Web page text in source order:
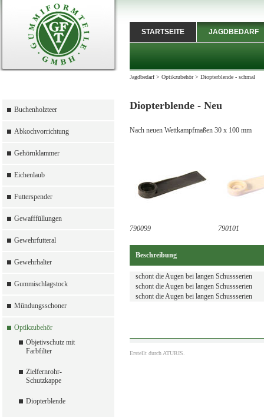
Buchenholzteer
Abkochvorrichtung
Gehörnklammer
Eichenlaub
Futterspender
Gewafffüllungen
Gewehrfutteral
Gewehrhalter
Gummischlagstock
Mündungsschoner
Optikzubehör
Objetivschutz mit
Farbfilter
Zielfernrohr-
Schutzkappe
Diopterblende
STARTSEITE JAGDBEDARF
Jagdbedarf> Optikzubehör> Diopterblende - schmal
Diopterblende - Neu
Nach neuen Wettkampfmaßen 30 x 100 mm
790099 790101
Beschreibung
schont die Augen bei langen Schussserien
schont die Augen bei langen Schussserien
schont die Augen bei langen Schussserien
Erstellt durch ATURIS.